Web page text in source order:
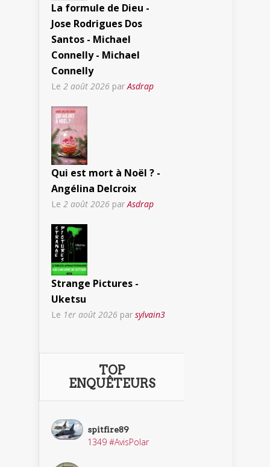
La formule de Dieu -
Jose Rodrigues Dos
Santos - Michael
Connelly - Michael
Connelly
Le 2 août 2026 parAsdrap
Qui est mort à Noël ? -
Angélina Delcroix
Le 2 août 2026 par Asdrap
Strange Pictures -
Uketsu
Le 1er août 2026 par sylvain3
TOP
ENQUÊTEURS
spitfire89
1349 #AvisPolar